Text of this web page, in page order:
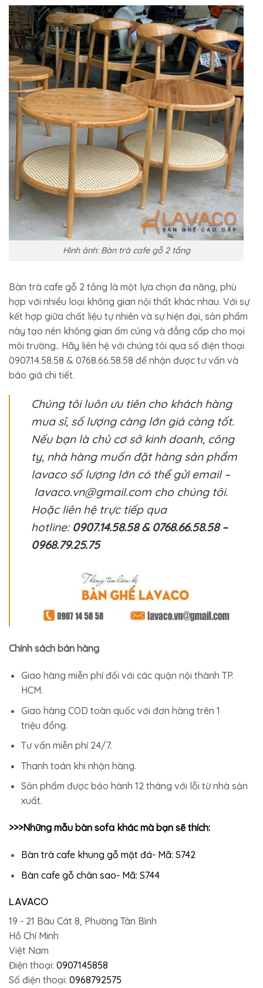
Hình ảnh: Bàn trà cafe gỗ 2 tầng
Bàn trà cafe gỗ 2 tầng là một lựa chọn đa năng, phù
hợp với nhiều loại không gian nội thất khác nhau. Với sự
kết hợp giữa chất liệu tự nhiên và sự hiện đại, sản phẩm
này tạo nên không gian ấm cúng và đẳng cấp cho mọi
môi trường.. Hãy liên hệ với chúng tôi qua số điện thoại
0907.14.58.58 & 0768.66.58.58 để nhận được tư vấn và
báo giá chi tiết.
Chúng tôi luôn ưu tiên cho khách hàng
mua sỉ, số lượng càng lớn giá càng tốt.
Nếu bạn là chủ cơ sở kinh doanh, công
ty, nhà hàng muốn đặt hàng sản phẩm
lavaco số lượng lớn có thể gửi email –
lavaco.vn@gmail.com cho chúng tôi.
Hoặc liên hệ trực tiếp qua
hotline: 0907.14.58.58 & 0768.66.58.58 –
0968.79.25.75
Chính sách bán hàng
Giao hàng miễn phí đối với các quận nội thành TP.
HCM.
Giao hàng COD toàn quốc với đơn hàng trên 1
triệu đồng.
Tư vấn miễn phí 24/7.
Thanh toán khi nhận hàng.
Sản phẩm được bảo hành 12 tháng với lỗi từ nhà sản
xuất.
>>>Những mẫu bàn sofa khác mà bạn sẽ thích:
Bàn trà cafe khung gỗ mặt đá- Mã: S742
Bàn cafe gỗ chân sao- Mã: S744
LAVACO
19 - 21 Bàu Cát 8, Phường Tân Bình
Hồ Chí Minh
Việt Nam
Điện thoại: 0907145858
Số điện thoại: 0968792575